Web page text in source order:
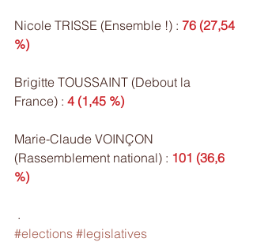
Nicole TRISSE (Ensemble !) : 76 (27,54
%)
Brigitte TOUSSAINT (Debout la
France) : 4 (1,45 %)
Marie-Claude VOINÇON
(Rassemblement national) : 101 (36,6
%)
.
#elections #legislatives